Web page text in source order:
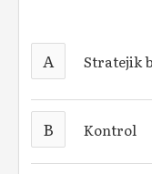
A Stratejik
B Kontrol